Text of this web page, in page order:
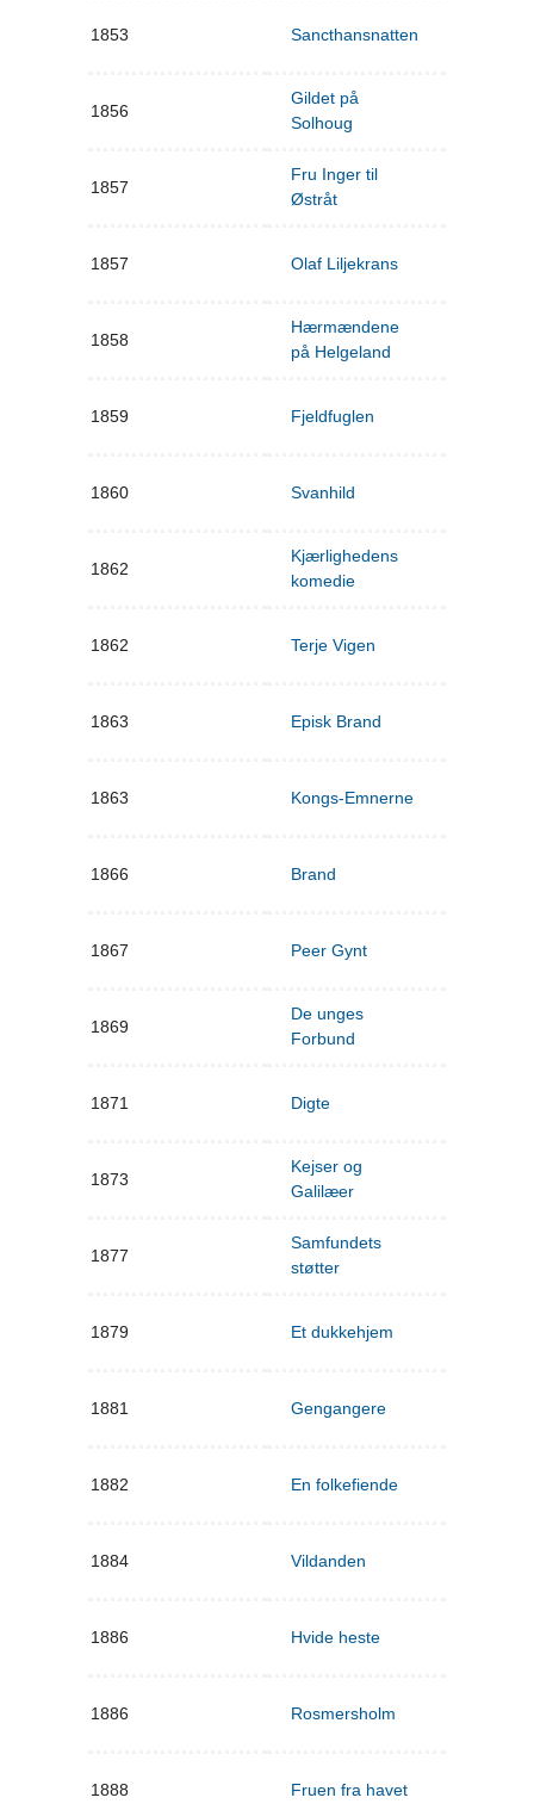
1853 Sancthansnatten
1856
Gildet på
Solhoug
1857
Fru Inger til
Østråt
1857 Olaf Liljekrans
1858
Hærmændene
på Helgeland
1859 Fjeldfuglen
1860 Svanhild
1862
Kjærlighedens
komedie
1862 Terje Vigen
1863 Episk Brand
1863 Kongs-Emnerne
1866 Brand
1867 Peer Gynt
1869
De unges
Forbund
1871 Digte
1873
Kejser og
Galilæer
1877
Samfundets
støtter
1879 Et dukkehjem
1881 Gengangere
1882 En folkefiende
1884 Vildanden
1886 Hvide heste
1886 Rosmersholm
1888 Fruen fra havet